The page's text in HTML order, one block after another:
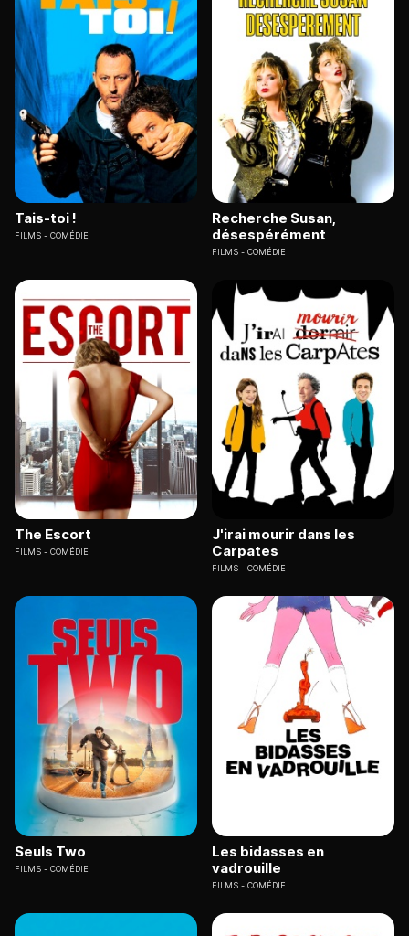
Tais-toi !
FILMS COMÉDIE
Recherche Susan,
désespérément
FILMS COMÉDIE
The Escort
FILMS COMÉDIE
J'irai mourir dans les
Carpates
FILMS COMÉDIE
Seuls Two
FILMS COMÉDIE
Les bidasses en
vadrouille
FILMS COMÉDIE